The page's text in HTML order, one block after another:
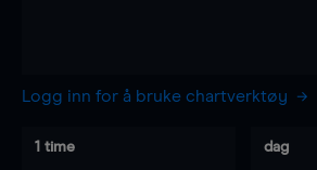
Logg inn for å bruke chartverktøy
1 time dag